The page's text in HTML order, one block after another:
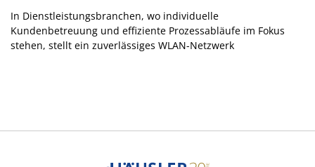
In Dienstleistungsbranchen, wo individuelle
Kundenbetreuung und effiziente Prozessabläufe im Fokus
stehen, stellt ein zuverlässiges WLAN-Netzwerk